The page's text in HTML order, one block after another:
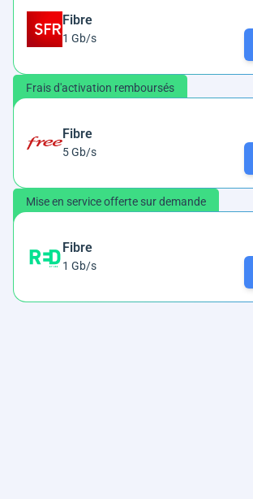
Fibre
1 Gb/s
Frais d'activation remboursés
Fibre
5 Gb/s
Mise en service offerte sur demande
Fibre
1 Gb/s